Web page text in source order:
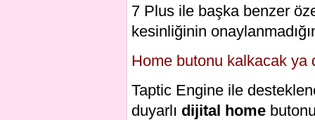
7 Plus ile başka benzer
kesinliğinin
Home butonu kalkacak ya
Taptic Engine ile
duyarlı dijital home